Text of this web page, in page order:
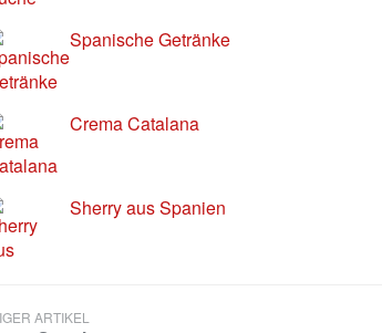
Spanische Getränke
Crema Catalana
Sherry aus Spanien
ARTIKEL